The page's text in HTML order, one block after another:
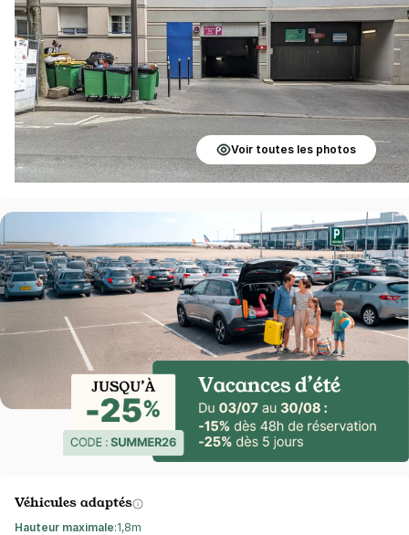
Voir toutes les photos
Véhicules adaptés
Hauteur maximale:1,8m